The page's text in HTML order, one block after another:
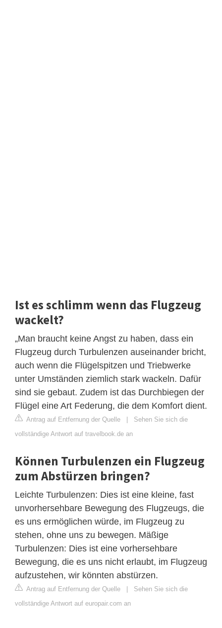
Ist es schlimm wenn das Flugzeug
wackelt?
„Man braucht keine Angst zu haben, dass ein
Flugzeug durch Turbulenzen auseinander bricht,
auch wenn die Flügelspitzen und Triebwerke
unter Umständen ziemlich stark wackeln. Dafür
sind sie gebaut. Zudem ist das Durchbiegen der
Flügel eine Art Federung, die dem Komfort dient.
Antrag auf Entfernung der Quelle | Sehen Sie sich die
vollständige Antwort auf travelbook.de an
Können Turbulenzen ein Flugzeug
zum Abstürzen bringen?
Leichte Turbulenzen: Dies ist eine kleine, fast
unvorhersehbare Bewegung des Flugzeugs, die
es uns ermöglichen würde, im Flugzeug zu
stehen, ohne uns zu bewegen. Mäßige
Turbulenzen: Dies ist eine vorhersehbare
Bewegung, die es uns nicht erlaubt, im Flugzeug
aufzustehen, wir könnten abstürzen.
Antrag auf Entfernung der Quelle | Sehen Sie sich die
vollständige Antwort auf europair.com an